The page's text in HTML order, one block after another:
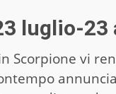
luglio-23
Scorpione vi